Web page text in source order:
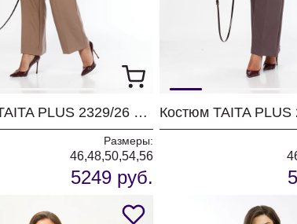
Костюм TAITA PLUS 2329/26 капучинно
Размеры:
46,48,50,54,56
5249 руб.